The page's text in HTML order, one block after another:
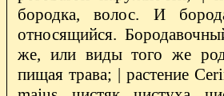
бородка, волос. И
относящийся.
же, или виды того же
пищая трава; | растение